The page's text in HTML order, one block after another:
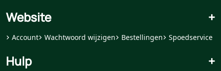
Website +
Account Wachtwoord wijzigen Bestellingen Spoedservice
Hulp +